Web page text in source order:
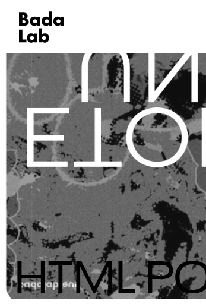
HTML